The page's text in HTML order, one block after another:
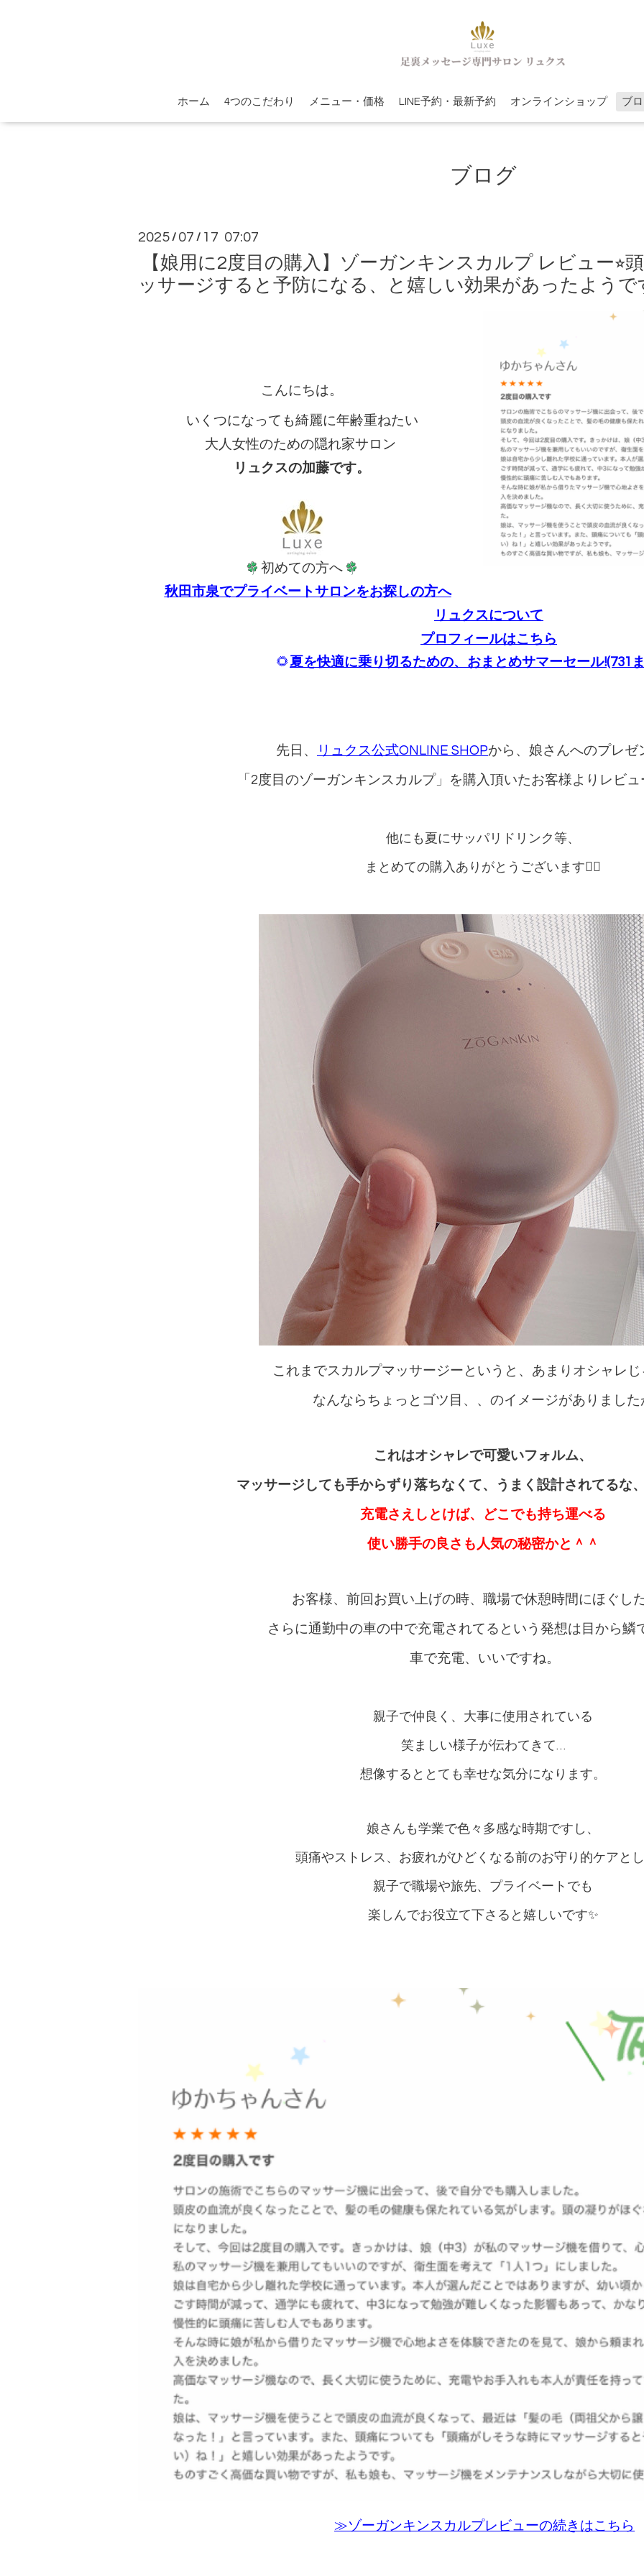
ホーム 4つのこだわり メニュー・価格 LINE予約・最新予約 オンラインショップ ブ
ブログ
2025 / 07 / 17 07:07
【娘用に2度目の購入】ゾーガンキンスカルプ レビュー⭐︎
ッサージすると予防になる、と嬉しい効果があったようで
こんにちは。
いくつになっても綺麗に年齢重ねたい
大人女性のための隠れ家サロン
リュクスの加藤です。
初めての方へ
秋田市泉でプライベートサロンをお探しの方へ
リュクスについて
プロフィールはこちら
🌻夏を快適に乗り切るための、おまとめサマーセール!(731
先日、 リュクス公式ONLINE SHOPから、娘さんへのプレゼ
「2度目のゾーガンキンスカルプ」を購入頂いたお客様よりレビ
他にも夏にサッパリドリンク等、
まとめての購入ありがとうございます🙇‍♀️
これまでスカルプマッサージーというと、 あまりオシャレじ
なんならちょっとゴツ目、、のイメージがありました
これはオシャレで可愛いフォルム、
マッサージしても手からずり落ちなくて、うまく設計されてるな
充電さえしとけば、どこでも持ち運べる
使い勝手の良さも人気の秘密かと＾＾
お客様、前回お買い上げの時、職場で休憩時間にほぐした
さらに通勤中の車の中で充電されてるという発想は目から鱗
車で充電、いいですね。
親子で仲良く、大事に使用されている
笑ましい様子が伝わてきて…
想像するととても幸せな気分になります。
娘さんも学業で色々多感な時期ですし、
頭痛やストレス、お疲れがひどくなる前のお守り的ケアとし
親子で職場や旅先、プライベートでも
楽しんでお役立て下さると嬉しいです✨
≫ゾーガンキンスカルプレビューの続きはこちら